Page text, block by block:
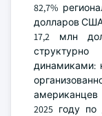
82,7%
долларов
17,2 млн
динамиками:
американцев
2025 году по